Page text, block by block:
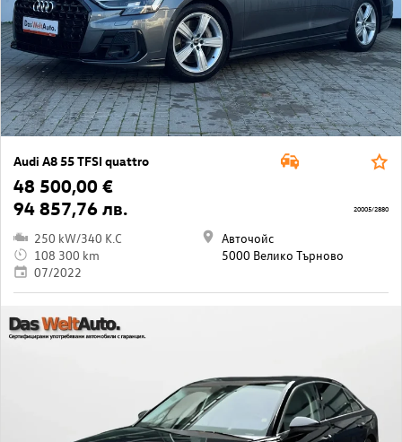
Audi A8 55 TFSI quattro
48 500,00 €
94 857,76 лв.
250 kW/340 K.C
108 300 km
07/2022
Авточойс
5000 Велико Търново
20005/2880